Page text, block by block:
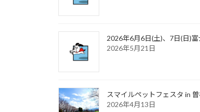
2026年6月6日(土)、7日(日)
2026年5月21日
スマイルペットフェスタ in
2026年4月13日